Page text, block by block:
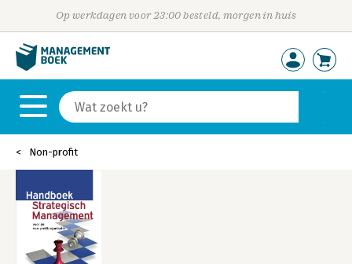
Op werkdagen voor 23:00 besteld, morgen in huis
Non-profit